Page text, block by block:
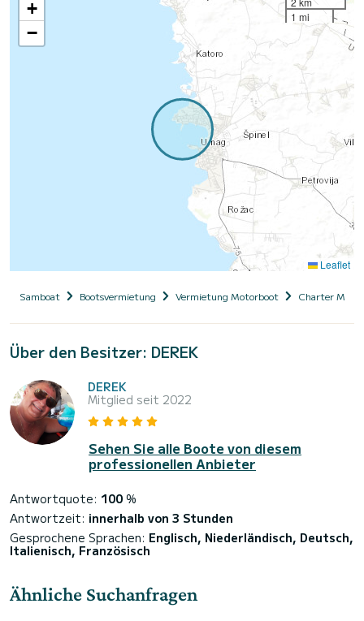
+
−
1 mi
Leaflet
Samboat Bootsvermietung Vermietung Motorboot Charter
Über den Besitzer: DEREK
DEREK
Mitglied seit 2022
Sehen Sie alle Boote von diesem
professionellen Anbieter
Antwortquote: 100 %
Antwortzeit: innerhalb von 3 Stunden
Gesprochene Sprachen: Englisch, Niederländisch, Deutsch,
Italienisch, Französisch
Ähnliche Suchanfragen